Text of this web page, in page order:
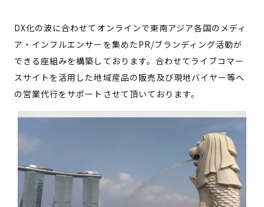
DX化の波に合わせてオンラインで東南アジア各国のメディ
ア・インフルエンサーを集めたPR/ブランディング活動が
できる座組みを構築しております。合わせてライブコマー
スサイトを活用した地域産品の販売及び現地バイヤー等へ
の営業代行をサポートさせて頂いております。